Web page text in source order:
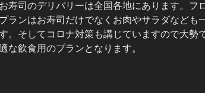
お寿司のデリバリーは全国各地にあります。フ
プランはお寿司だけでなくお肉やサラダなども
。そしてコロナ対策も講じていますので大勢
な飲食用のプランとなります。